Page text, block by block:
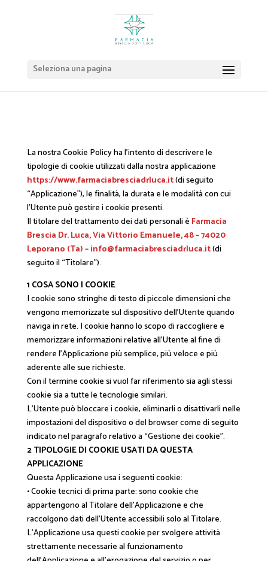
Seleziona una pagina
La nostra Cookie Policy ha l’intento di descrivere le
tipologie di cookie utilizzati dalla nostra applicazione
https://www.farmaciabresciadrluca.it(di seguito
“Applicazione”), le finalità, la durata e le modalità con cui
l’Utente può gestire i cookie presenti.
Il titolare del trattamento dei dati personali è Farmacia
Brescia Dr. Luca, Via Vittorio Emanuele, 48 – 74020
Leporano (Ta) – info@farmaciabresciadrluca.it(di
seguito il “Titolare”).
1 COSA SONO I COOKIE
I cookie sono stringhe di testo di piccole dimensioni che
vengono memorizzate sul dispositivo dell’Utente quando
naviga in rete. I cookie hanno lo scopo di raccogliere e
memorizzare informazioni relative all’Utente al fine di
rendere l’Applicazione più semplice, più veloce e più
aderente alle sue richieste.
Con il termine cookie si vuol far riferimento sia agli stessi
cookie sia a tutte le tecnologie similari.
L’Utente può bloccare i cookie, eliminarli o disattivarli nelle
impostazioni del dispositivo o del browser come di seguito
indicato nel paragrafo relativo a “Gestione dei cookie”.
2 TIPOLOGIE DI COOKIE USATI DA QUESTA
APPLICAZIONE
Questa Applicazione usa i seguenti cookie:
• Cookie tecnici di prima parte: sono cookie che
appartengono al Titolare dell’Applicazione e che
raccolgono dati dell’Utente accessibili solo al Titolare.
L’Applicazione usa questi cookie per svolgere attività
strettamente necessarie al funzionamento